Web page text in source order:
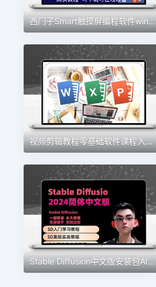
西门子Smart触摸屏编程软件wincc flexible smart v3学习视频教程
视频剪辑教程零基础软件课程入门到精通PRemiere2024年新版
Stable Diffusion中文版安装包AI绘画2024教程SD新手入门视频课程